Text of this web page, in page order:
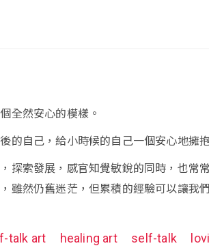
全然安心的模樣。
的自己，給小時候的自己一個安心地擁
探索發展，感官知覺敏銳的同時，也常
雖然仍舊迷茫，但累積的經驗可以讓我
talk art healing art self-talk